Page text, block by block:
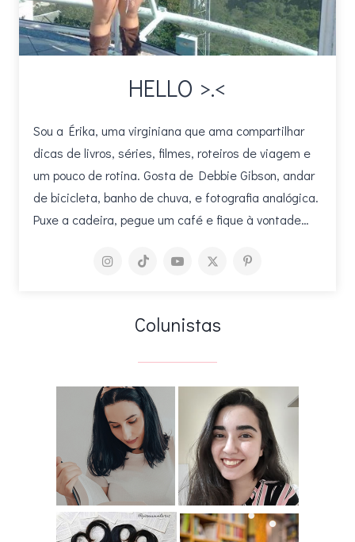
HELLO >.<
Sou a Érika, uma virginiana que ama compartilhar
dicas de livros, séries, filmes, roteiros de viagem e
um pouco de rotina. Gosta de Debbie Gibson, andar
de bicicleta, banho de chuva, e fotografia analógica.
Puxe a cadeira, pegue um café e fique à vontade…
Colunistas